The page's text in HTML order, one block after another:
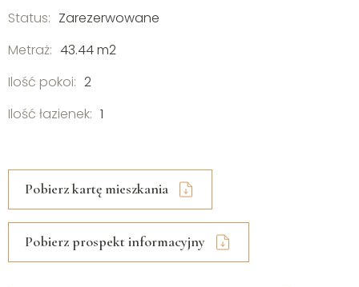
Status: Zarezerwowane
Metraż: 43.44 m2
Ilość pokoi: 2
Ilość łazienek: 1
Pobierz kartę mieszkania
Pobierz prospekt informacyjny